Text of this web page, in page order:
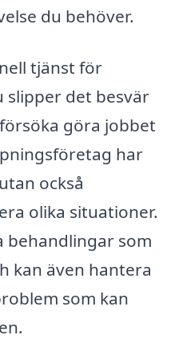
du behöver.
tjänst för
det besvär
göra jobbet
har
också
olika situationer.
behandlingar som
kan även hantera
som kan